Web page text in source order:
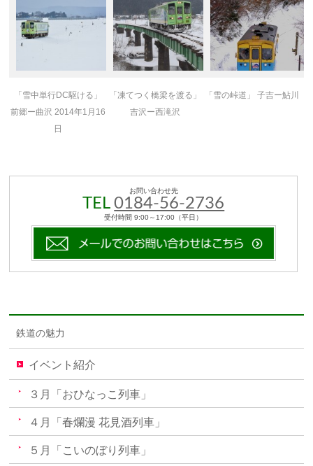
「雪中単行DC駆ける」
前郷ー曲沢 2014年1月16
日
「凍てつく橋梁を渡る」
吉沢ー西滝沢
「雪の峠道」 子吉ー鮎川
お問い合わせ先
TEL0184-56-2736
受付時間 9:00～17:00（平日）
鉄道の魅力
イベント紹介
３月「おひなっこ列車」
４月「春爛漫 花見酒列車」
５月「こいのぼり列車」